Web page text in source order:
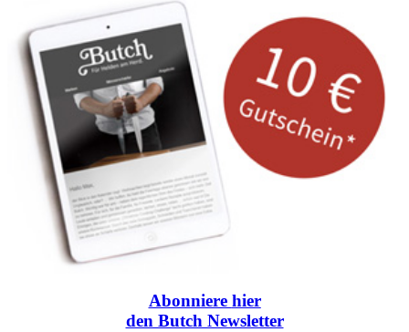
Abonniere hier
den Butch Newsletter